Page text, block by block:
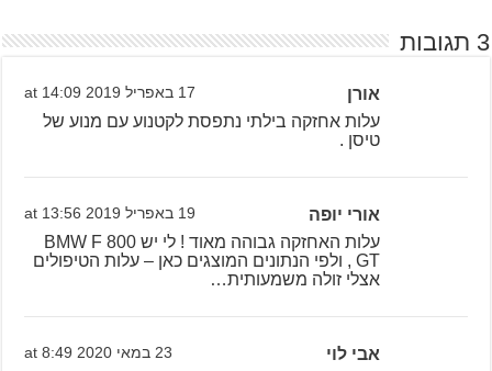
3 תגובות
אורן 17 באפריל 2019 at 14:09
עלות אחזקה בילתי נתפסת לקטנוע עם מנוע של
טיסן .
אורי יופה 19 באפריל 2019 at 13:56
עלות האחזקה גבוהה מאוד ! לי יש BMW F 800
GT , ולפי הנתונים המוצגים כאן – עלות הטיפולים
אצלי זולה משמעותית…
אבי לוי 23 במאי 2020 at 8:49